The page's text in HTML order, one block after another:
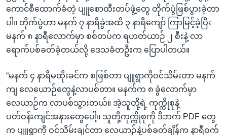
ကောင်စီထောက်ခံတဲ့ ပျူစောထီးတပ်ဖွဲ့တွေ တိုက်ပွဲဖြစ်ပွားခဲ့တာ
ပါ။ တိုက်ပွဲဟာ မနက် ၇ နာရီခွဲအထိ ၃ နာရီကျော် ကြာမြင့်ခဲ့ပြီး
မနက် ၈ နာရီလောက်မှာ စစ်တပ်က ရဟတ်ယာဉ် ၂ စီးနဲ့ လာ
ရောက်ပစ်ခတ်ခဲ့တယ်လို့ ဒေသခံတဦးက ပြောပါတယ်။
“မနက် ၄ နာရီမထိုးခင်က စဖြစ်တာ ပျူရွာကိုဝင်သိမ်းတာ မနက်
ကျ လေယောဉ်တွေနဲ့လာပစ်တာ။ မနက်က ၈ ခွဲလောက်မှာ
လေယာဉ်က လာပစ်သွားတယ်။ အဲ့သူတို့ရဲ့ ကုက္ကိုစုနဲ့
ပတ်ဝန်းကျင်အနားတွေပေါ့။ သူတို့ကုက္ကိုစုကို ဒီဘက် PDF တွေ
က ပျူရွာကို ဝင်သိမ်းချင်တာ လေယာဉ်နဲ့ပစ်ခတ်ချိန်က နာရီဝက်